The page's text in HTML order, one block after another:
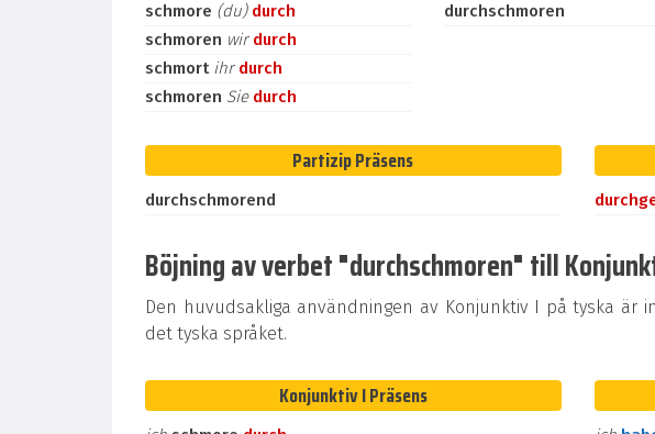
schmore (du) durch
schmoren wirdurch
schmort ihrdurch
schmoren Sie durch
durchschmoren
Partizip Präsens
durchschmorend durch
Böjning av verbet "durchschmoren" till
Den huvudsakliga användningen av Konjunktiv I på tyska
det tyska språket.
Konjunktiv I Präsens